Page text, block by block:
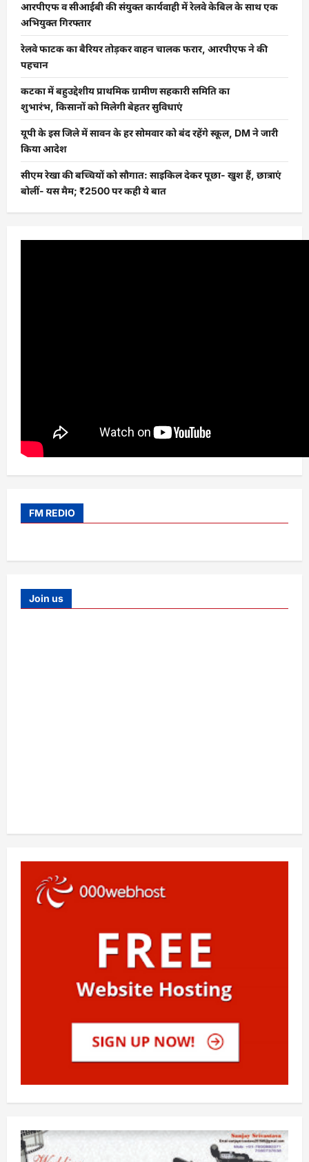
आरपीएफ व सीआईबी की संयुक्त कार्यवाही में रेलवे केबिल के साथ एक
अभियुक्त गिरफ्तार
रेलवे फाटक का बैरियर तोड़कर वाहन चालक फरार, आरपीएफ ने की
पहचान
कटका में बहुउद्देशीय प्राथमिक ग्रामीण सहकारी समिति का
शुभारंभ, किसानों को मिलेगी बेहतर सुविधाएं
यूपी के इस जिले में सावन के हर सोमवार को बंद रहेंगे स्कूल, DM ने जारी
किया आदेश
सीएम रेखा की बच्चियों को सौगात: साइकिल देकर पूछा- खुश हैं, छात्राएं
बोलीं- यस मैम; ₹2500 पर कही ये बात
FM REDIO
Join us